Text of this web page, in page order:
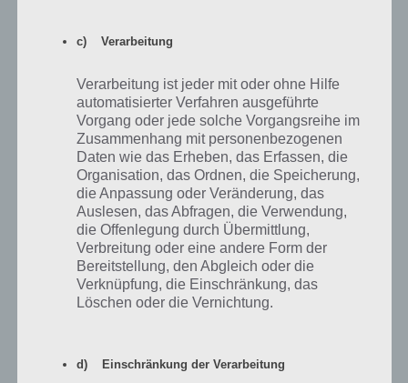
Pocket Edition
Für Android gibt es leider noch keine Cheats für die Minecraft Pocket
Edition. Findige User haben allerdings einen Bug entdeckt, der auch
unter iOS funktioniert. Ein weiterer Nachteil dieses Cheats ist, dass
das ganze sehr lange dauert und nicht für große Bauvorhaben
genutzt werden sollte.
Und so funktioniert der Cheat. Wir platzieren bestimmte Blöcke,
bspw. einen Goldenen, Trkisen und weißen Block. Nun gehen wir aus
dem Spiel heraus und beenden dieses komplett (bspw. über einen
Task Manager) oder gehen in die Einstellungen und stoppen die App.
Nun gehen wir wieder in die App und in unserem Inventar befinden
sich noch die drei platzierten Blöcke. Wir können nun die Spitzhacke
Minecraft Pocket Edition nochmal als Video. Allerdings wird es nicht
c) Verarbeitung
Verarbeitung ist jeder mit oder ohne Hilfe
automatisierter Verfahren ausgeführte
Vorgang oder jede solche Vorgangsreihe im
Zusammenhang mit personenbezogenen
Daten wie das Erheben, das Erfassen, die
Organisation, das Ordnen, die Speicherung,
die Anpassung oder Veränderung, das
Auslesen, das Abfragen, die Verwendung,
die Offenlegung durch Übermittlung,
Verbreitung oder eine andere Form der
Bereitstellung, den Abgleich oder die
Verknüpfung, die Einschränkung, das
Löschen oder die Vernichtung.
d) Einschränkung der Verarbeitung